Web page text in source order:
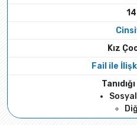
14
Kız
Fail ile